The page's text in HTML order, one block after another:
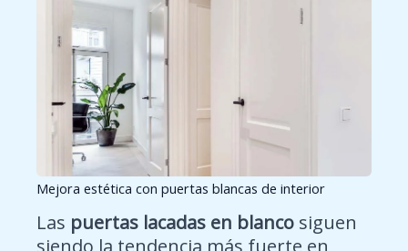
Mejora estética con puertas blancas de interior
Las puertas lacadas en blanco siguen
siendo la tendencia más fuerte en